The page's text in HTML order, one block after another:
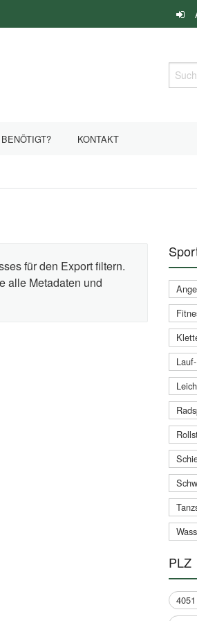
Suche
KONTAKT
für den Export filtern.
alle Metadaten und
PLZ